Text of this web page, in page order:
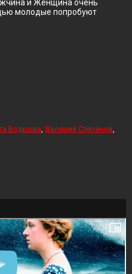
и Женщина очень
молодые попробуют
Бодрова Валерий Степанов